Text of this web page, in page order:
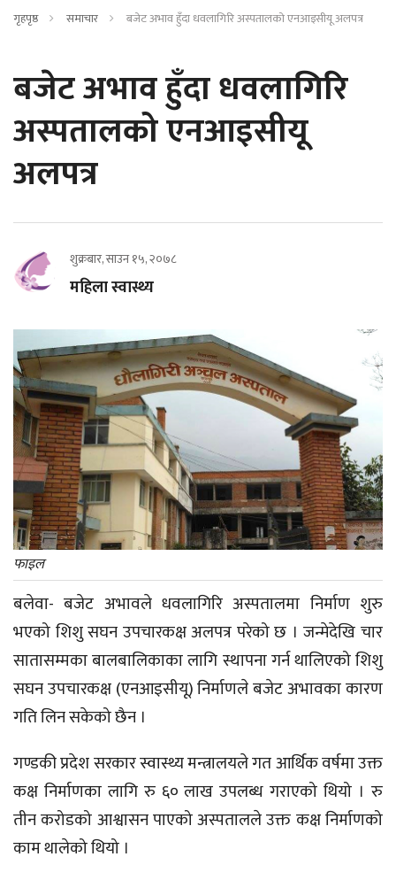
गृहपृष्ठ समाचार बजेट अभाव हुँदा धवलागिरि अस्पतालको एनआइसीयू अलपत्र
बजेट अभाव हुँदा धवलागिरि
अस्पतालको एनआइसीयू
अलपत्र
शुक्रबार, साउन १५, २०७८
महिला स्वास्थ्य
फाइल
बलेवा- बजेट अभावले धवलागिरि अस्पतालमा निर्माण शुरु
भएको शिशु सघन उपचारकक्ष अलपत्र परेको छ । जन्मेदेखि चार
सातासम्मका बालबालिकाका लागि स्थापना गर्न थालिएको शिशु
सघन उपचारकक्ष (एनआइसीयू) निर्माणले बजेट अभावका कारण
गति लिन सकेको छैन ।
गण्डकी प्रदेश सरकार स्वास्थ्य मन्त्रालयले गत आर्थिक वर्षमा उक्त
कक्ष निर्माणका लागि रु ६० लाख उपलब्ध गराएको थियो । रु
तीन करोडको आश्वासन पाएको अस्पतालले उक्त कक्ष निर्माणको
काम थालेको थियो ।